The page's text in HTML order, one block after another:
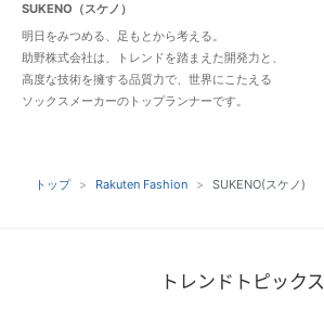
SUKENO（スケノ）
明日をみつめる、足もとから考える。
助野株式会社は、トレンドを踏まえた開発力と、
高度な技術を擁する品質力で、世界にこたえる
ソックスメーカーのトップランナーです。
トップ Rakuten Fashion SUKENO(スケノ)
トレンドトピックス